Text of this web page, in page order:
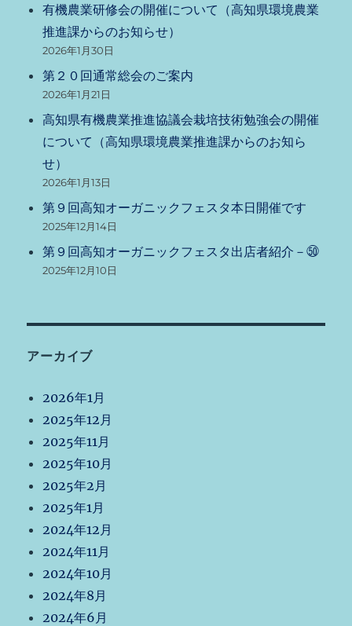
有機農業研修会の開催について（高知県環境農業
推進課からのお知らせ）
2026年1月30日
第２０回通常総会のご案内
2026年1月21日
高知県有機農業推進協議会栽培技術勉強会の開催
について（高知県環境農業推進課からのお知ら
せ）
2026年1月13日
第９回高知オーガニックフェスタ本日開催です
2025年12月14日
第９回高知オーガニックフェスタ出店者紹介－㊿
2025年12月10日
アーカイブ
2026年1月
2025年12月
2025年11月
2025年10月
2025年2月
2025年1月
2024年12月
2024年11月
2024年10月
2024年8月
2024年6月